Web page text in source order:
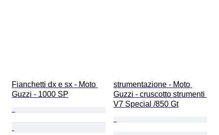
Fianchetti dx e sx - Moto
Guzzi - 1000 SP
strumentazione - Moto
Guzzi - cruscotto strumenti
V7 Special /850 Gt